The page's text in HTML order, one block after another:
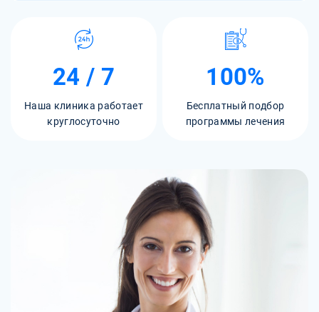
24 / 7
Наша клиника работает
круглосуточно
100%
Бесплатный подбор
программы лечения